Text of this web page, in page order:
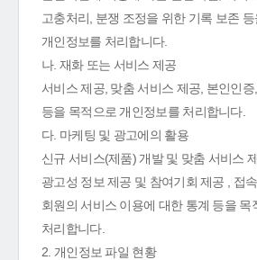
고충처리, 분쟁 조정을 위한 기록 보존
개인정보를 처리합니다.
나. 재화 또는 서비스 제공
서비스 제공, 맞춤 서비스 제공, 본인인증
등을 목적으로 개인정보를 처리합니다.
다. 마케팅 및 광고에의 활용
신규 서비스(제품) 개발 및 맞춤 서비스
광고성 정보 제공 및 참여기회 제공 , 접
회원의 서비스 이용에 대한 통계 등을 목
처리합니다.
2. 개인정보 파일 현황